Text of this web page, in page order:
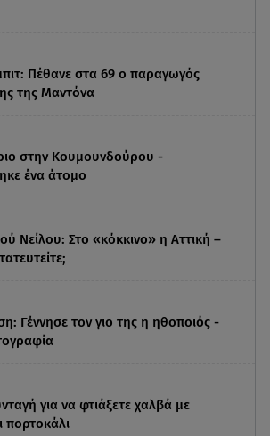
Πέθανε στα 69 ο παραγωγός
της Μαντόνα
στην Κουμουνδούρου -
ένα άτομο
Νείλου: Στο «κόκκινο» η Αττική –
Γέννησε τον γιο της η ηθοποιός -
για να φτιάξετε χαλβά με
πορτοκάλι